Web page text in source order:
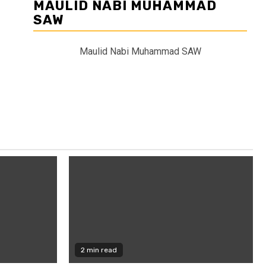
MAULID NABI MUHAMMAD
SAW
Maulid Nabi Muhammad SAW
2 min read